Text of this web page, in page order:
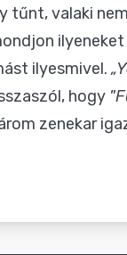
tűnt, valaki
ilyesmivel.
hogy
zenekar